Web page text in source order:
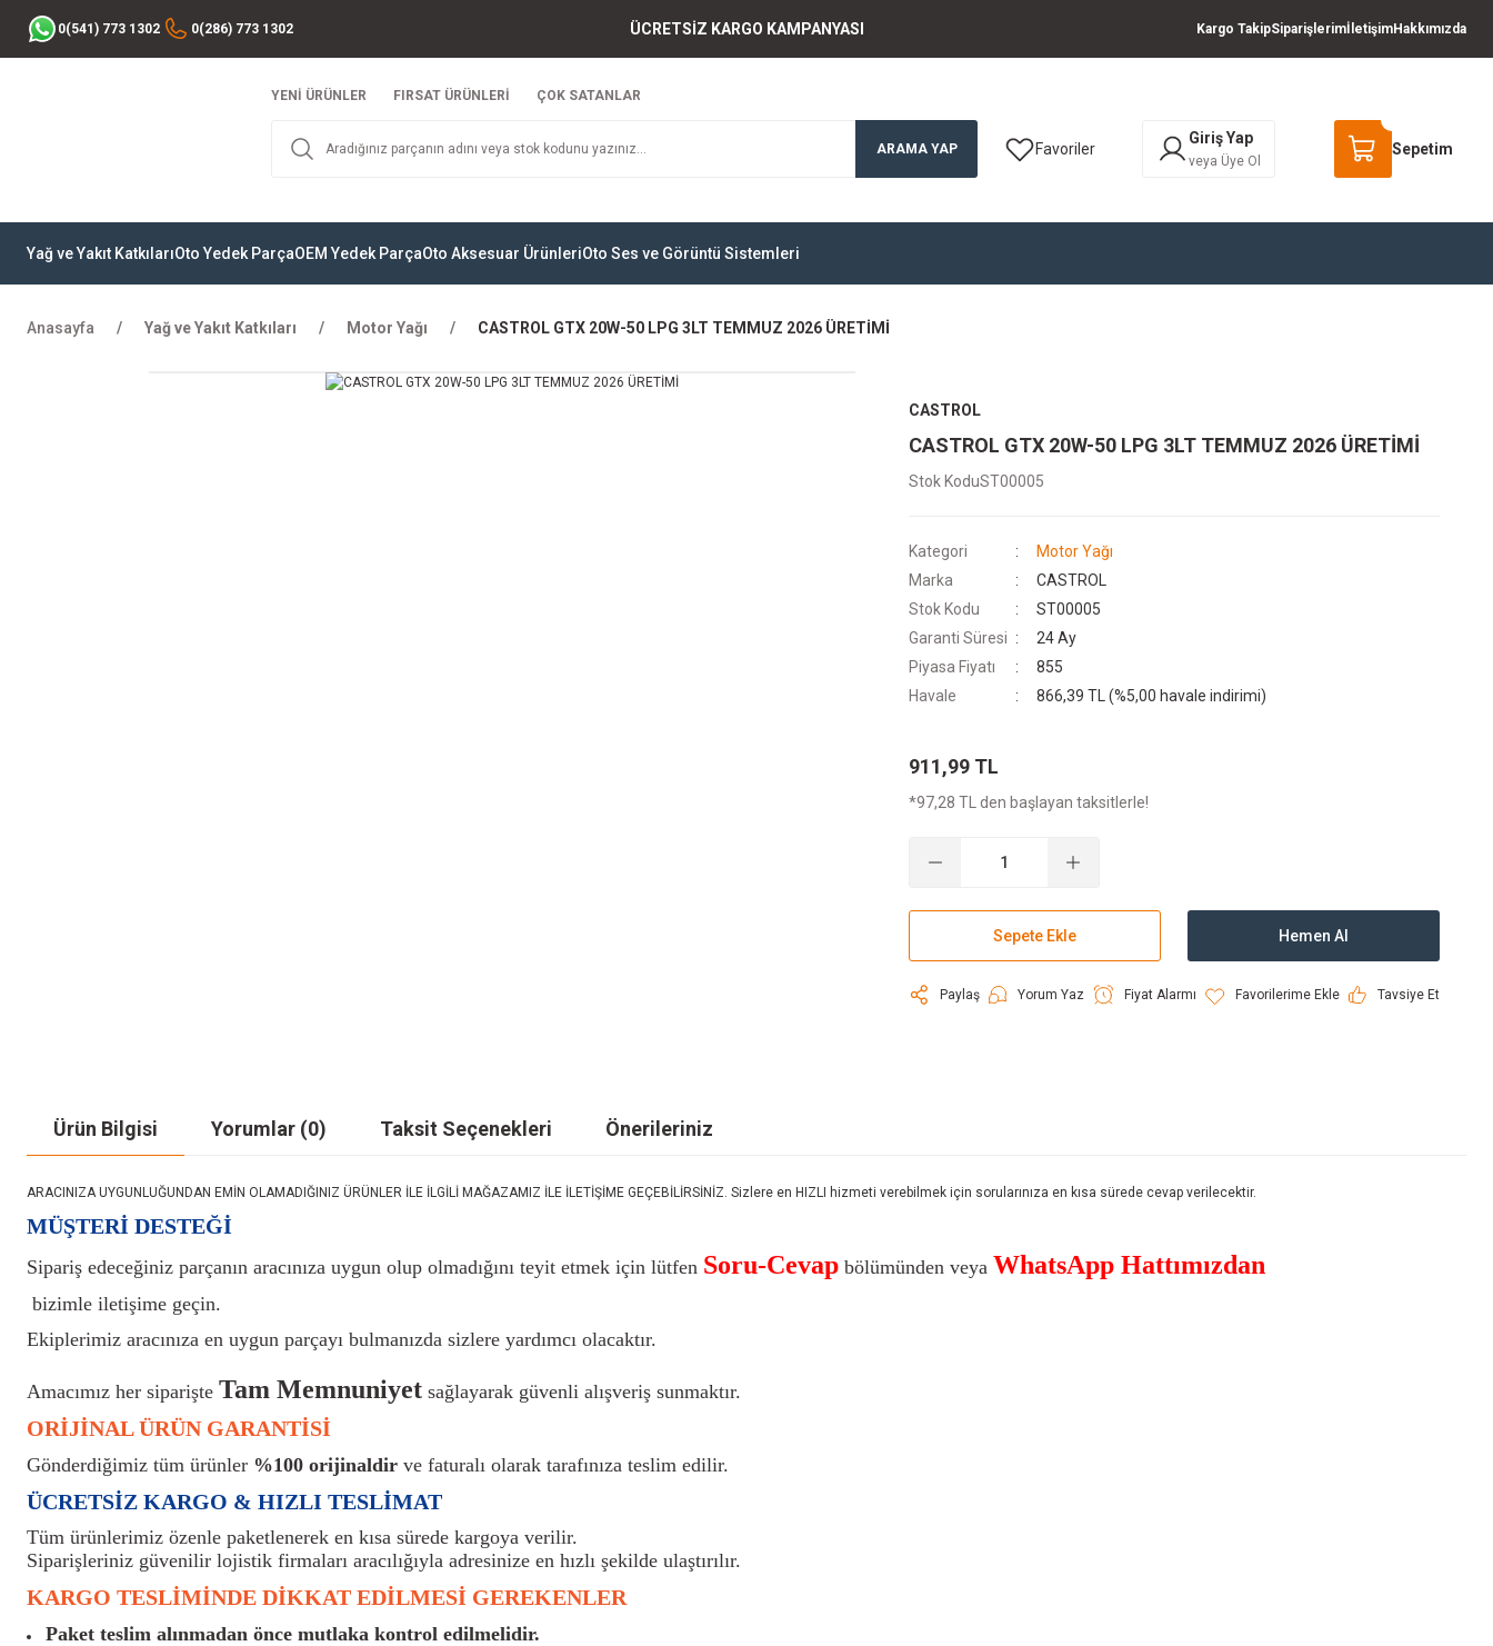
0(541) 773 1302 0(286) 773 1302 ÜCRETSİZ KARGO KAMPANYASI Kargo TakipSiparişlerimİletişimHakkımızda
YENİ ÜRÜNLER FIRSAT ÜRÜNLERİ ÇOK SATANLAR
ARAMA YAP Favoriler
Giriş Yap
veya Üye Ol
Sepetim
Yağ ve Yakıt KatkılarıOto Yedek ParçaOEM Yedek ParçaOto Aksesuar ÜrünleriOto Ses ve Görüntü Sistemleri
Anasayfa Yağ ve Yakıt Katkıları Motor Yağı CASTROL GTX 20W-50 LPG 3LT TEMMUZ 2026 ÜRETİMİ
CASTROL
CASTROL GTX 20W-50 LPG 3LT TEMMUZ 2026 ÜRETİMİ
Stok KoduST00005
Kategori
Motor Yağı
Marka
CASTROL
Stok Kodu
ST00005
Garanti Süresi
24 Ay
Piyasa Fiyatı
855
Havale
866,39 TL (%5,00 havale indirimi)
911,99 TL
*97,28 TL den başlayan taksitlerle!
Sepete Ekle Hemen Al
Paylaş Yorum Yaz Fiyat Alarmı Tavsiye Et
Ürün Bilgisi Yorumlar (0) Taksit Seçenekleri Önerileriniz
ARACINIZA UYGUNLUĞUNDAN EMİN OLAMADIĞINIZ ÜRÜNLER İLE İLGİLİ MAĞAZAMIZ İLE İLETİŞİME GEÇEBİLİRSİNİZ. Sizlere en HIZLI hizmeti verebilmek için sorularınıza en kısa sürede cevap verilecektir.
MÜŞTERİ DESTEĞİ
Sipariş edeceğiniz parçanın aracınıza uygun olup olmadığını teyit etmek için lütfen Soru-Cevap bölümünden veya WhatsApp Hattımızdan
bizimle iletişime geçin.
Ekiplerimiz aracınıza en uygun parçayı bulmanızda sizlere yardımcı olacaktır.
Amacımız her siparişte Tam Memnuniyet sağlayarak güvenli alışveriş sunmaktır.
ORİJİNAL ÜRÜN GARANTİSİ
Gönderdiğimiz tüm ürünler %100 orijinaldir ve faturalı olarak tarafınıza teslim edilir.
ÜCRETSİZ KARGO & HIZLI TESLİMAT
Tüm ürünlerimiz özenle paketlenerek en kısa sürede kargoya verilir.
Siparişleriniz güvenilir lojistik firmaları aracılığıyla adresinize en hızlı şekilde ulaştırılır.
KARGO TESLİMİNDE DİKKAT EDİLMESİ GEREKENLER
Paket teslim alınmadan önce mutlaka kontrol edilmelidir.